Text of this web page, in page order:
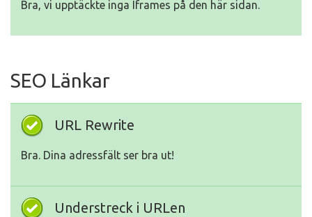
Bra, vi upptäckte inga Iframes på den här sidan.
SEO Länkar
URL Rewrite
Bra. Dina adressfält ser bra ut!
Understreck i URLen